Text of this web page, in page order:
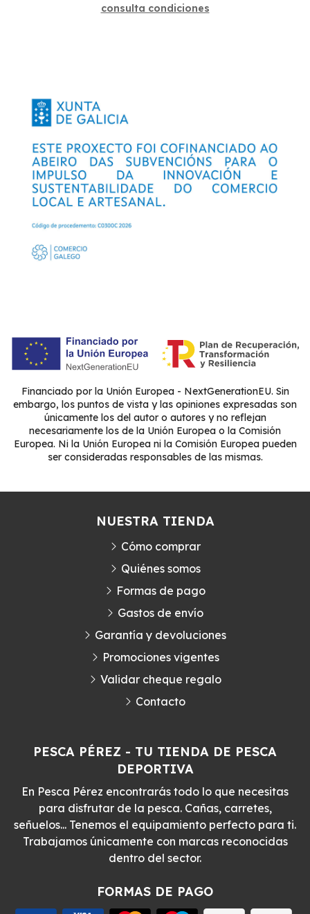
consulta condiciones
Financiado por la Unión Europea - NextGenerationEU. Sin
embargo, los puntos de vista y las opiniones expresadas son
únicamente los del autor o autores y no reflejan
necesariamente los de la Unión Europea o la Comisión
Europea. Ni la Unión Europea ni la Comisión Europea pueden
ser consideradas responsables de las mismas.
PESCA PÉREZ - TU TIENDA DE PESCA
DEPORTIVA
En Pesca Pérez encontrarás todo lo que necesitas
para disfrutar de la pesca. Cañas, carretes,
señuelos... Tenemos el equipamiento perfecto para ti.
Trabajamos únicamente con marcas reconocidas
dentro del sector.
FORMAS DE PAGO
NUESTRA TIENDA
Cómo comprar
Quiénes somos
Formas de pago
Gastos de envío
Garantía y devoluciones
Promociones vigentes
Validar cheque regalo
Contacto